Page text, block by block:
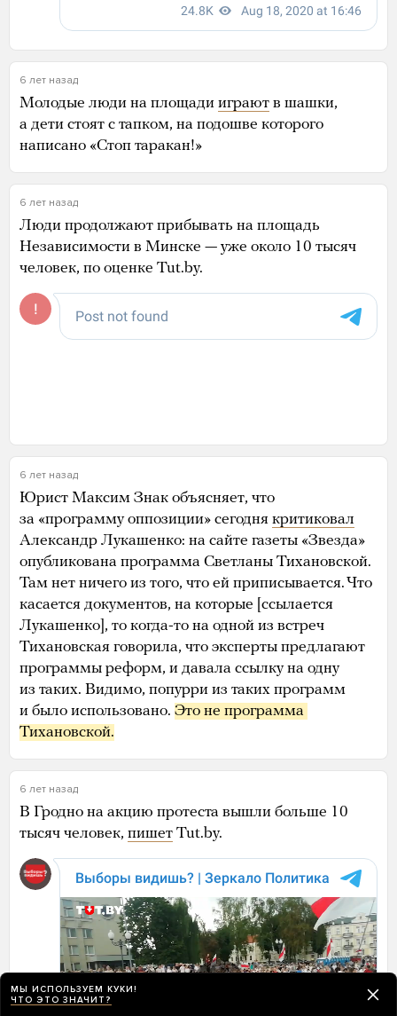
6 лет назад
Молодые люди на площади играют в шашки,
а дети стоят с тапком, на подошве которого
написано «Стоп таракан!»
6 лет назад
Люди продолжают прибывать на площадь
Независимости в Минске — уже около 10 тысяч
человек, по оценке Tut.by.
6 лет назад
Юрист Максим Знак объясняет, что
за «программу оппозиции» сегодня критиковал
Александр Лукашенко: на сайте газеты «Звезда»
опубликована программа Светланы Тихановской.
Там нет ничего из того, что ей приписывается. Что
касается документов, на которые [ссылается
Лукашенко], то когда-то на одной из встреч
Тихановская говорила, что эксперты предлагают
программы реформ, и давала ссылку на одну
из таких. Видимо, попурри из таких программ
и было использовано. Это не программа
Тихановской.
6 лет назад
В Гродно на акцию протеста вышли больше 10
тысяч человек, пишет Tut.by.
МЫ ИСПОЛЬЗУЕМ КУКИ!
ЧТО ЭТО ЗНАЧИТ?